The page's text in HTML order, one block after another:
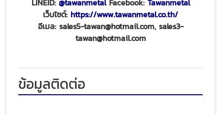
LINEID: @tawanmetalFacebook: Tawanmetal
เว็บไซต์: https://www.tawanmetal.co.th/
อีเมล: sales5-tawan@hotmail.com, sales3-
tawan@hotmail.com
ข้อมูลติดต่อ